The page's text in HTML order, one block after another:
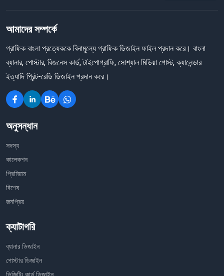
আমাদের সম্পর্কে
গ্রাফিক বাংলা প্রত্যেককে বিনামূল্যে গ্রাফিক ডিজাইন ফাইল প্রদান করে। বাংলা
ব্যানার, পোস্টার, বিজনেস কার্ড, টাইপোগ্রাফি, সোশ্যাল মিডিয়া পোস্ট, ক্যালেন্ডার
ইত্যাদি প্রিন্ট-রেডি ডিজাইন প্রদান করে।
অনুসন্ধান
সদস্য
কালেকশন
প্রিমিয়াম
বিশেষ
জনপ্রিয়
ক্যাটাগরি
ব্যানার ডিজাইন
পোস্টার ডিজাইন
ভিজিটিং কার্ড ডিজাইন